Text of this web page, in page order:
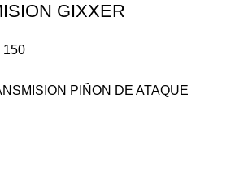
GIXXER
150
PIÑON DE ATAQUE